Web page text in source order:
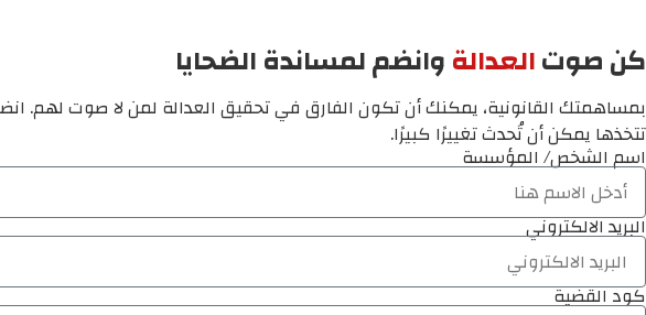
كن صوتالعدالةوانضم لمساندة الضحايا
بمساهمتك القانونية، يمكنك أن تكون الفارق في تحقيق العدالة لمن لا صوت لهم.
تتخذها يمكن أن تُحدث تغييرًا كبيرًا.
اسم الشخص/ المؤسسة
البريد الالكتروني
كود القضية